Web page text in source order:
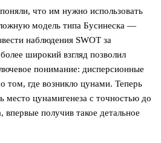
что им нужно использовать
модель типа Бусинеска —
наблюдения SWOT за
широкий взгляд позволил
понимание: дисперсионные
том, где возникло цунами. Теперь
место цунамигенеза с точностью до
получив такое детальное